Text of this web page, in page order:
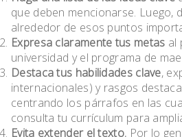
que deben mencionarse. Luego,
alrededor de esos puntos
Expresa claramente tus metas al
universidad y el programa de
Destaca tus habilidades clave,
internacionales) y rasgos
centrando los párrafos en las
consulta tu currículum para
Evita extender el texto. Por lo